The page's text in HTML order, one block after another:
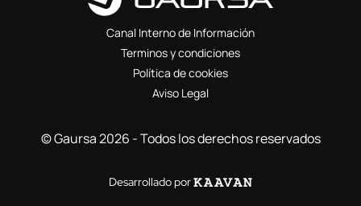
Canal Interno de Información
Terminos y condiciones
Política de cookies
Aviso Legal
© Gaursa 2026 - Todos los derechos reservados
Desarrollado por